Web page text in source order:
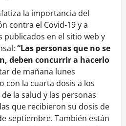
la importancia del
contra el Covid-19 y a
publicados en el sitio web y
“Las personas que no se
deben concurrir a hacerlo
de mañana lunes
con la cuarta dosis a los
la salud y las personas
que recibieron su dosis de
septiembre. También están